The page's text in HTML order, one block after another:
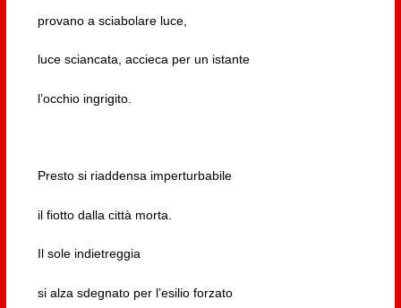
provano a sciabolare luce,
luce sciancata, accieca per un istante
l’occhio ingrigito.
Presto si riaddensa imperturbabile
il fiotto dalla città morta.
Il sole indietreggia
si alza sdegnato per l’esilio forzato